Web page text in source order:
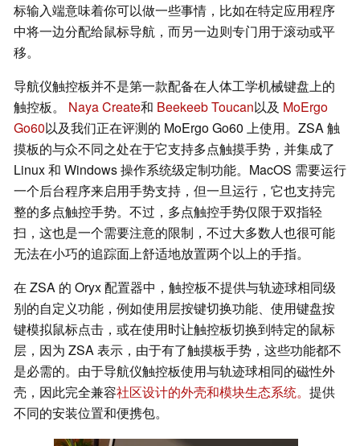
标输入端意味着你可以做一些事情，比如在特定应用程序
中将一边分配给鼠标导航，而另一边则专门用于滚动或平
移。
导航仪触控板并不是第一款配备在人体工学机械键盘上的
触控板。 Naya Create和 Beekeeb Toucan以及 MoErgo
Go60以及我们正在评测的 MoErgo Go60 上使用。ZSA 触
摸板的与众不同之处在于它支持多点触摸手势，并集成了
Linux 和 Windows 操作系统级定制功能。MacOS 需要运行
一个后台程序来启用手势支持，但一旦运行，它也支持完
整的多点触控手势。不过，多点触控手势仅限于双指轻
扫，这也是一个需要注意的限制，不过大多数人也很可能
无法在小巧的追踪面上舒适地放置两个以上的手指。
在 ZSA 的 Oryx 配置器中，触控板不提供与轨迹球相同级
别的自定义功能，例如使用层按键切换功能、使用键盘按
键模拟鼠标点击，或在使用时让触控板切换到特定的鼠标
层，因为 ZSA 表示，由于有了触摸板手势，这些功能都不
是必需的。由于导航仪触控板使用与轨迹球相同的磁性外
壳，因此完全兼容社区设计的外壳和模块生态系统。 提供
不同的安装位置和便携包。